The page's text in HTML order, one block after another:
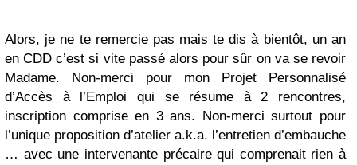
Alors, je ne te remercie pas mais te dis à bientôt, un an
en CDD c’est si vite passé alors pour sûr on va se revoir
Madame. Non-merci pour mon Projet Personnalisé
d’Accès à l’Emploi qui se résume à 2 rencontres,
inscription comprise en 3 ans. Non-merci surtout pour
l’unique proposition d’atelier a.k.a. l’entretien d’embauche
… avec une intervenante précaire qui comprenait rien à